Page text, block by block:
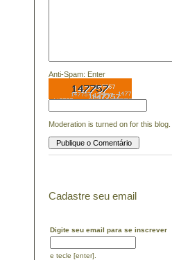
Anti-Spam: Enter
Moderation is turned on for this
Cadastre seu email
Digite seu email para se inscrever
e tecle [enter].